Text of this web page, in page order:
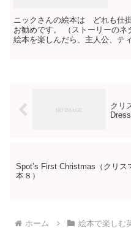
ニックさんの絵本は どれも仕
お勧めです。 （ストーリーの
絵本を楽しんだら、主人公、
クリ
Spot’s First Christmas（クリス
本８）
ホーム 絵本で楽しむ